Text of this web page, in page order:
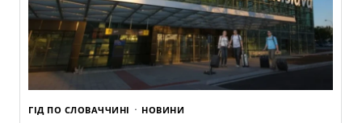
ГІД ПО СЛОВАЧЧИНІ НОВИНИ